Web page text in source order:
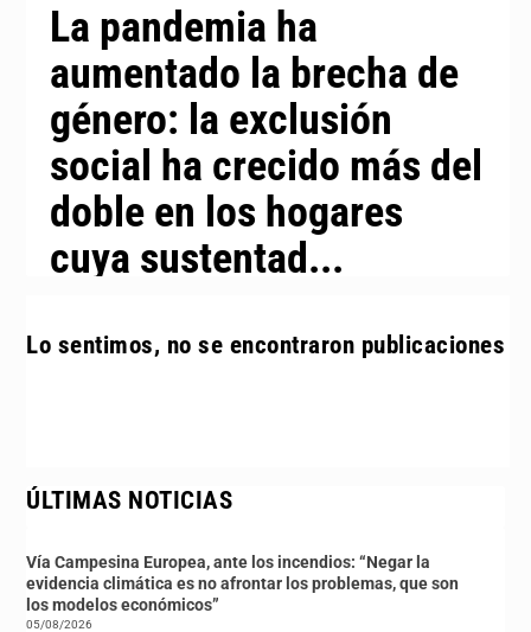
La pandemia ha
aumentado la brecha de
género: la exclusión
social ha crecido más del
doble en los hogares
cuya sustentad...
Lo sentimos, no se encontraron publicaciones
ÚLTIMAS NOTICIAS
Vía Campesina Europea, ante los incendios: “Negar la
evidencia climática es no afrontar los problemas, que son
los modelos económicos”
05/08/2026